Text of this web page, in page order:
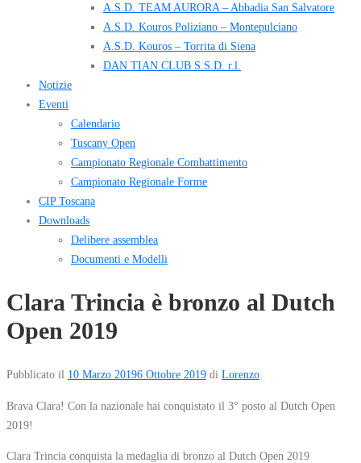
A.S.D. TEAM AURORA – Abbadia San Salvatore
A.S.D. Kouros Poliziano – Montepulciano
A.S.D. Kouros – Torrita di Siena
DAN TIAN CLUB S.S.D. r.l.
Notizie
Eventi
Calendario
Tuscany Open
Campionato Regionale Combattimento
Campionato Regionale Forme
CIP Toscana
Downloads
Delibere assemblea
Documenti e Modelli
Clara Trincia è bronzo al Dutch
Open 2019
Pubblicato il 10 Marzo 20196 Ottobre 2019 di Lorenzo
Brava Clara! Con la nazionale hai conquistato il 3° posto al Dutch Open
2019!
Clara Trincia conquista la medaglia di bronzo al Dutch Open 2019